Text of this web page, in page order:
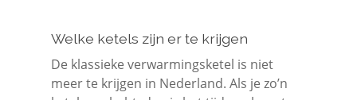
Welke ketels zijn er te krijgen
De klassieke verwarmingsketel is niet
meer te krijgen in Nederland. Als je zo’n